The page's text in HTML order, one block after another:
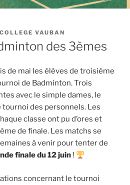
VAUBAN
des 3èmes
de mai les élèves de troisième
de Badminton. Trois
avec le simple dames, le
des personnels. Les
classe ont pu d’ores et
de finale. Les matchs se
à venir pour tenter de
finale du 12 juin !
concernant le tournoi